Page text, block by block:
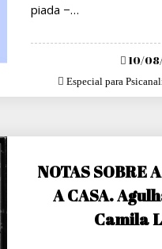
piada −…
Posted
10/
Especial para
NOTAS SOBRE
A CASA.
Camila